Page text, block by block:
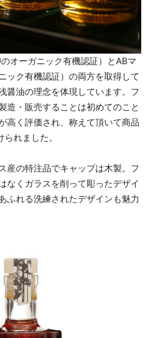
オーガニック有機認証）とABマ
ック有機認証）の両方を取得して
醤油の理念を体現しています。フ
造・販売することは初めてのこと
高く評価され、称えて頂いて商品
れました。
産の特注品でキャップは木製。フ
なくガラスを削って彫ったデザイ
ふれる洗練されたデザインも魅力